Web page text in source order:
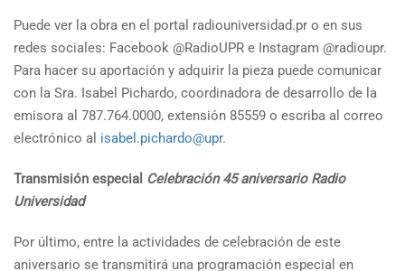
Puede ver la obra en el portal radiouniversidad.pr o en sus
redes sociales: Facebook @RadioUPR e Instagram @radioupr.
Para hacer su aportación y adquirir la pieza puede comunicar
con la Sra. Isabel Pichardo, coordinadora de desarrollo de la
emisora al 787.764.0000, extensión 85559 o escriba al correo
electrónico al isabel.pichardo@upr.
Transmisión especial Celebración 45 aniversario Radio
Universidad
Por último, entre la actividades de celebración de este
aniversario se transmitirá una programación especial en